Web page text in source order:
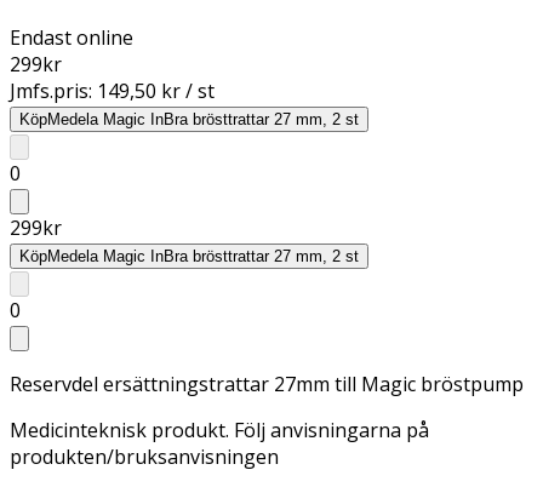
Endast online
299kr
Jmfs.pris: 149,50 kr / st
KöpMedela Magic InBra brösttrattar 27 mm, 2 st
0
299kr
KöpMedela Magic InBra brösttrattar 27 mm, 2 st
0
Reservdel ersättningstrattar 27mm till Magic bröstpump
Medicinteknisk produkt. Följ anvisningarna på
produkten/bruksanvisningen